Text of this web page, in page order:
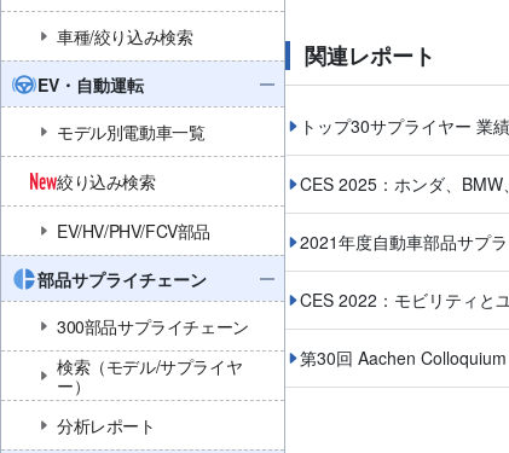
車種/絞り込み検索
EV・自動運転
モデル別電動車一覧
絞り込み検索
EV/HV/PHV/FCV部品
部品サプライチェーン
300部品サプライチェーン
検索（モデル/サプライヤ
ー）
分析レポート
関連レポート
トップ30サプライヤー 業
CES 2025：ホンダ、
2021年度自動車部品サプ
CES 2022：モビリティと
第30回 Aachen